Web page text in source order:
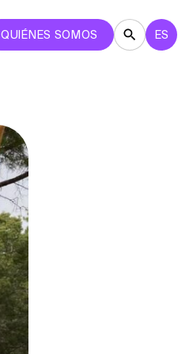
QUIÉNES SOMOS ES